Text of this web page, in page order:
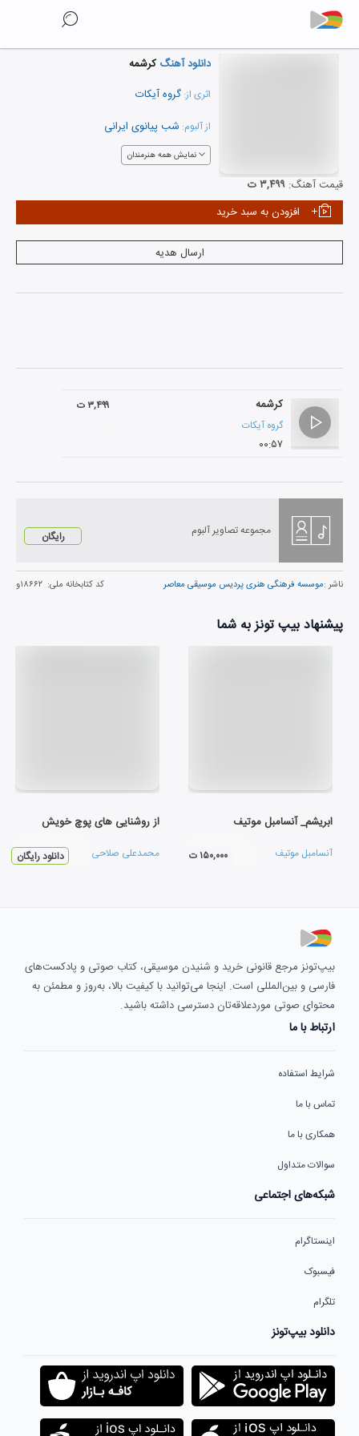
دانلود آهنگکرشمه
اثری از: گروه آیکات
از آلبوم: شب پیانوی ایرانی
نمایش همه هنرمندان
قیمت آهنگ: ۳,۴۹۹ ت
افزودن به سبد خرید
ارسال هدیه
کرشمه
گروه آیکات
۰۰:۵۷
۳,۴۹۹ ت
مجموعه تصاویر آلبوم رایگان
ناشر :موسسه فرهنگی هنری پردیس موسیقی معاصر کد کتابخانه ملی: ۱۸۶۶۲و
پیشنهاد بیپ تونز به شما
ابریشم_ آنسامبل موتیف
آنسامبل موتیف ۱۵۰,۰۰۰ ت
از روشنایی های پوچ خویش
محمدعلی صلاحی دانلود رایگان
بیپ‌تونز مرجع قانونی خرید و شنیدن موسیقی، کتاب صوتی و پادکست‌های
فارسی و بین‌المللی است. اینجا می‌توانید با کیفیت بالا، به‌روز و مطمئن به
محتوای صوتی موردعلاقه‌تان دسترسی داشته باشید.
ارتباط با ما
شرایط استفاده
تماس با ما
همکاری با ما
سوالات متداول
شبکه‌های اجتماعی
اینستاگرام
فیسبوک
تلگرام
دانلود بیپ‌تونز